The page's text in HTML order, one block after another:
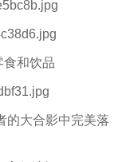
食和饮品
的大合影中完美落